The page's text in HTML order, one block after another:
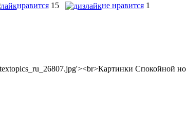
нравится 15 не нравится 1
Спокойной